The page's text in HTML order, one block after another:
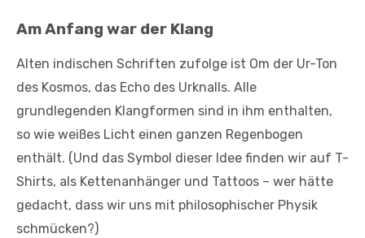
Am Anfang war der Klang
Alten indischen Schriften zufolge ist Om der Ur-Ton
des Kosmos, das Echo des Urknalls. Alle
grundlegenden Klangformen sind in ihm enthalten,
so wie weißes Licht einen ganzen Regenbogen
enthält. (Und das Symbol dieser Idee finden wir auf T-
Shirts, als Kettenanhänger und Tattoos – wer hätte
gedacht, dass wir uns mit philosophischer Physik
schmücken?)